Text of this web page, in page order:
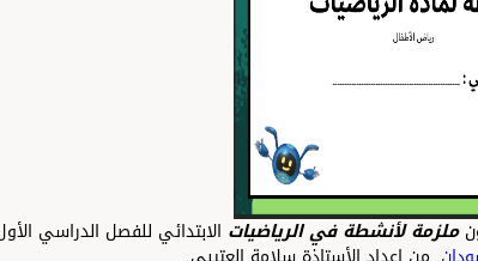
في الرياضياتالابتدائي للفصل الدراسي الأول والثاني.